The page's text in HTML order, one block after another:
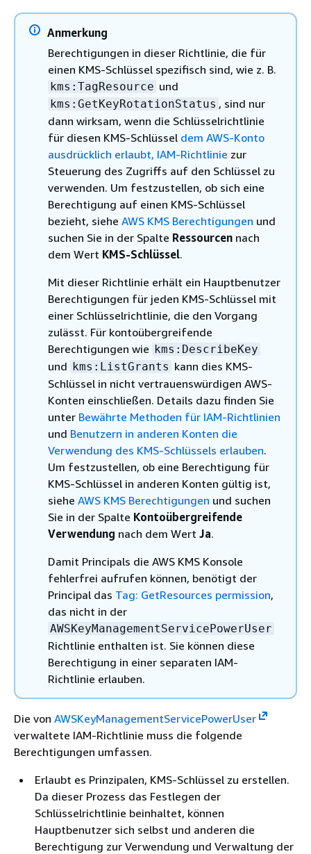
Anmerkung
Berechtigungen in dieser Richtlinie, die für
einen KMS-Schlüssel spezifisch sind, wie z. B.
kms:TagResource und
kms:GetKeyRotationStatus , sind nur
dann wirksam, wenn die Schlüsselrichtlinie
für diesen KMS-Schlüssel dem AWS-Konto
ausdrücklich erlaubt, IAM-Richtlinie zur
Steuerung des Zugriffs auf den Schlüssel zu
verwenden. Um festzustellen, ob sich eine
Berechtigung auf einen KMS-Schlüssel
bezieht, siehe AWS KMS Berechtigungen und
suchen Sie in der Spalte Ressourcen nach
dem Wert KMS-Schlüssel.
Mit dieser Richtlinie erhält ein Hauptbenutzer
Berechtigungen für jeden KMS-Schlüssel mit
einer Schlüsselrichtlinie, die den Vorgang
zulässt. Für kontoübergreifende
Berechtigungen wie kms:DescribeKey
und kms:ListGrants kann dies KMS-
Schlüssel in nicht vertrauenswürdigen AWS-
Konten einschließen. Details dazu finden Sie
unter Bewährte Methoden für IAM-Richtlinien
und Benutzern in anderen Konten die
Verwendung des KMS-Schlüssels erlauben.
Um festzustellen, ob eine Berechtigung für
KMS-Schlüssel in anderen Konten gültig ist,
siehe AWS KMS Berechtigungen und suchen
Sie in der Spalte Kontoübergreifende
Verwendung nach dem Wert Ja.
Damit Principals die AWS KMS Konsole
fehlerfrei aufrufen können, benötigt der
Principal das Tag: GetResources permission,
das nicht in der
AWSKeyManagementServicePowerUser
Richtlinie enthalten ist. Sie können diese
Berechtigung in einer separaten IAM-
Richtlinie erlauben.
Die von AWSKeyManagementServicePowerUser
verwaltete IAM-Richtlinie muss die folgende
Berechtigungen umfassen.
Erlaubt es Prinzipalen, KMS-Schlüssel zu erstellen.
Da dieser Prozess das Festlegen der
Schlüsselrichtlinie beinhaltet, können
Hauptbenutzer sich selbst und anderen die
Berechtigung zur Verwendung und Verwaltung der